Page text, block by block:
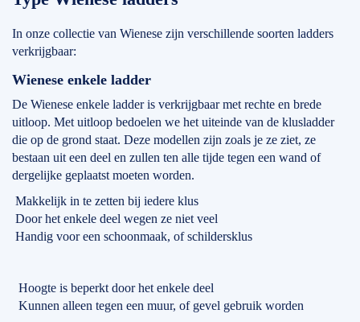
In onze collectie van Wienese zijn verschillende soorten ladders
verkrijgbaar:
Wienese enkele ladder
De Wienese enkele ladder is verkrijgbaar met rechte en brede
uitloop. Met uitloop bedoelen we het uiteinde van de klusladder
die op de grond staat. Deze modellen zijn zoals je ze ziet, ze
bestaan uit een deel en zullen ten alle tijde tegen een wand of
dergelijke geplaatst moeten worden.
Makkelijk in te zetten bij iedere klus
Door het enkele deel wegen ze niet veel
Handig voor een schoonmaak, of schildersklus
Hoogte is beperkt door het enkele deel
Kunnen alleen tegen een muur, of gevel gebruik worden